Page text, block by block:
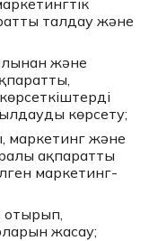
талдау және
және
көрсету;
маркетинг және
ақпаратты
маркетинг-
отырып,
жасау;